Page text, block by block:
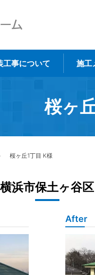
工事について 施工
桜ヶ
桜ヶ丘1丁目 K様
横浜市保土ヶ谷区
After